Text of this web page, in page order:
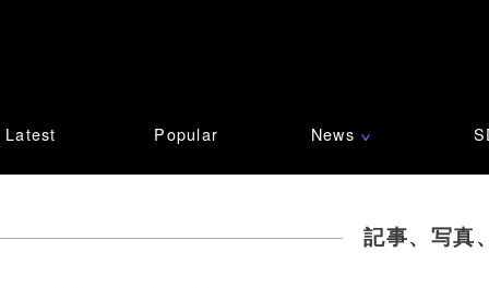
Latest Popular News ∨
記事、写真